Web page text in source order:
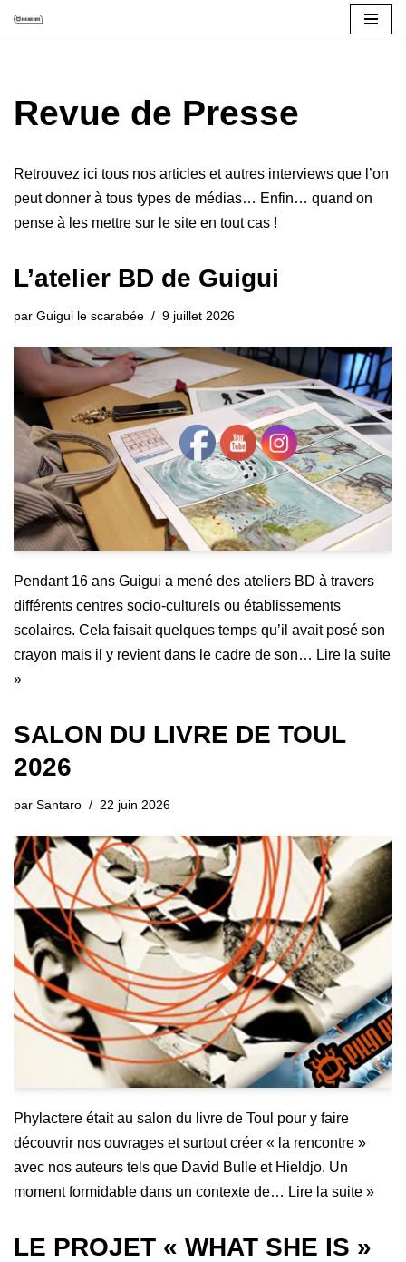
contenu
Revue de Presse
Retrouvez ici tous nos articles et autres interviews que l’on
peut donner à tous types de médias… Enfin… quand on
pense à les mettre sur le site en tout cas !
L’atelier BD de Guigui
par Guigui le scarabée 9 juillet 2026
Pendant 16 ans Guigui a mené des ateliers BD à travers
différents centres socio-culturels ou établissements
scolaires. Cela faisait quelques temps qu’il avait posé son
crayon mais il y revient dans le cadre de son… Lire la suite
»
SALON DU LIVRE DE TOUL
2026
par Santaro 22 juin 2026
Phylactere était au salon du livre de Toul pour y faire
découvrir nos ouvrages et surtout créer « la rencontre »
avec nos auteurs tels que David Bulle et Hieldjo. Un
moment formidable dans un contexte de… Lire la suite »
LE PROJET « WHAT SHE IS »